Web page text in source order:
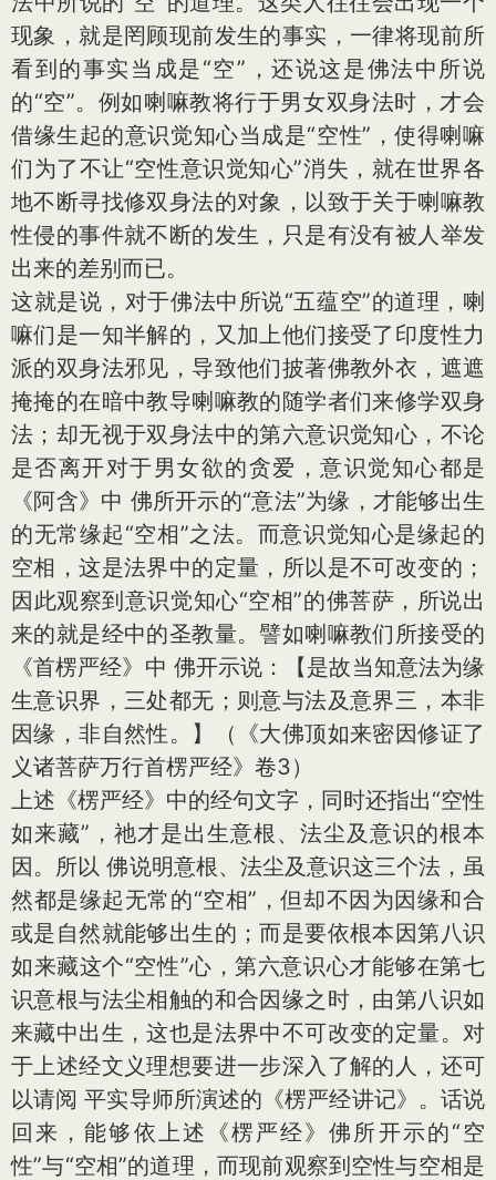
现象，就是罔顾现前发生的事实，一律将现前所
看到的事实当成是“空”，还说这是佛法中所说
的“空”。例如喇嘛教将行于男女双身法时，才会
借缘生起的意识觉知心当成是“空性”，使得喇嘛
们为了不让“空性意识觉知心”消失，就在世界各
地不断寻找修双身法的对象，以致于关于喇嘛教
性侵的事件就不断的发生，只是有没有被人举发
出来的差别而已。
这就是说，对于佛法中所说“五蕴空”的道理，喇
嘛们是一知半解的，又加上他们接受了印度性力
派的双身法邪见，导致他们披著佛教外衣，遮遮
掩掩的在暗中教导喇嘛教的随学者们来修学双身
法；却无视于双身法中的第六意识觉知心，不论
是否离开对于男女欲的贪爱，意识觉知心都是
《阿含》中 佛所开示的“意法”为缘，才能够出生
的无常缘起“空相”之法。而意识觉知心是缘起的
空相，这是法界中的定量，所以是不可改变的；
因此观察到意识觉知心“空相”的佛菩萨，所说出
来的就是经中的圣教量。譬如喇嘛教们所接受的
《首楞严经》中 佛开示说：【是故当知意法为缘
生意识界，三处都无；则意与法及意界三，本非
因缘，非自然性。】（《大佛顶如来密因修证了
义诸菩萨万行首楞严经》卷3）
上述《楞严经》中的经句文字，同时还指出“空性
如来藏”，祂才是出生意根、法尘及意识的根本
因。所以 佛说明意根、法尘及意识这三个法，虽
然都是缘起无常的“空相”，但却不因为因缘和合
或是自然就能够出生的；而是要依根本因第八识
如来藏这个“空性”心，第六意识心才能够在第七
识意根与法尘相触的和合因缘之时，由第八识如
来藏中出生，这也是法界中不可改变的定量。对
于上述经文义理想要进一步深入了解的人，还可
以请阅 平实导师所演述的《楞严经讲记》。话说
回来，能够依上述《楞严经》佛所开示的“空
性”与“空相”的道理，而现前观察到空性与空相是